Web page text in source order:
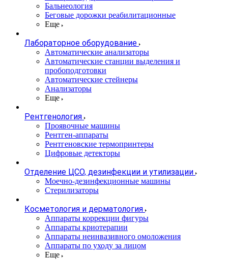
Бальнеология
Беговые дорожки реабилитационные
Еще
Лабораторное оборудование
Автоматические анализаторы
Автоматические станции выделения и
пробоподготовки
Автоматические стейнеры
Анализаторы
Еще
Рентгенология
Проявочные машины
Рентген-аппараты
Рентгеновские термопринтеры
Цифровые детекторы
Отделение ЦСО, дезинфекции и утилизации
Моечно-дезинфекционные машины
Стерилизаторы
Косметология и дерматология
Аппараты коррекции фигуры
Аппараты криотерапии
Аппараты неинвазивного омоложения
Аппараты по уходу за лицом
Еще